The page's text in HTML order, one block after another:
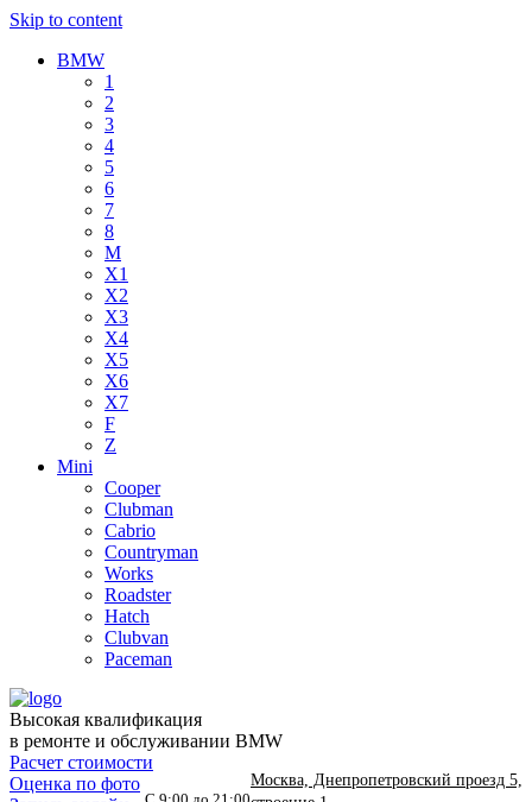
Skip to content
BMW
1
2
3
4
5
6
7
8
M
X1
X2
X3
X4
X5
X6
X7
F
Z
Mini
Cooper
Clubman
Cabrio
Countryman
Works
Roadster
Hatch
Clubvan
Paceman
Высокая квалификация
в ремонте и обслуживании BMW
Москва, Днепропетровский проезд 5,
Расчет стоимости
Оценка по фото